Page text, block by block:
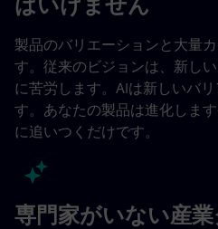
製品のバリエーションと大量
す。従来のビジョンは、新し
に苦労します。AIは新しいバ
す。あなたの製品は進化しま
に追いつくだけです。
専門家がいない産